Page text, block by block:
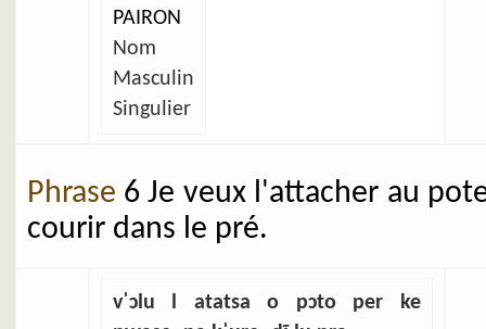
PAIRON
Nom
Masculin
Singulier
Phrase 6 Je veux l'attacher au
courir dans le pré.
vˈɔlu l atatsa o pɔto per ke